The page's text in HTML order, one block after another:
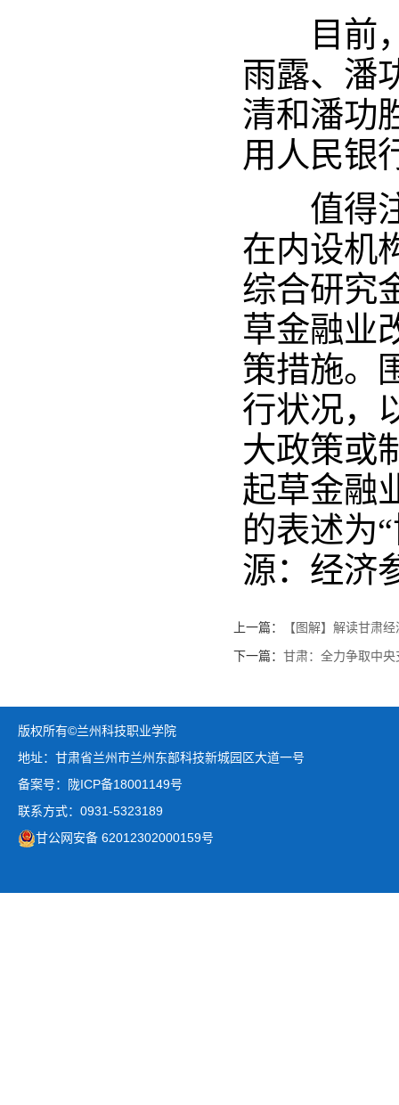
目前，
雨露、潘
清和潘功
用人民银
值得注
在内设机
综合研究
草金融业
策措施。
行状况，
大政策或
起草金融
的表述为
源：经济
上一篇：
【图解】解读甘肃
下一篇： 甘肃：全力争取中
版权所有©兰州科技职业学院
地址：甘肃省兰州市兰州东部科技新城园区大道一号
备案号：陇ICP备18001149号
联系方式：0931-5323189
甘公网安备 62012302000159号